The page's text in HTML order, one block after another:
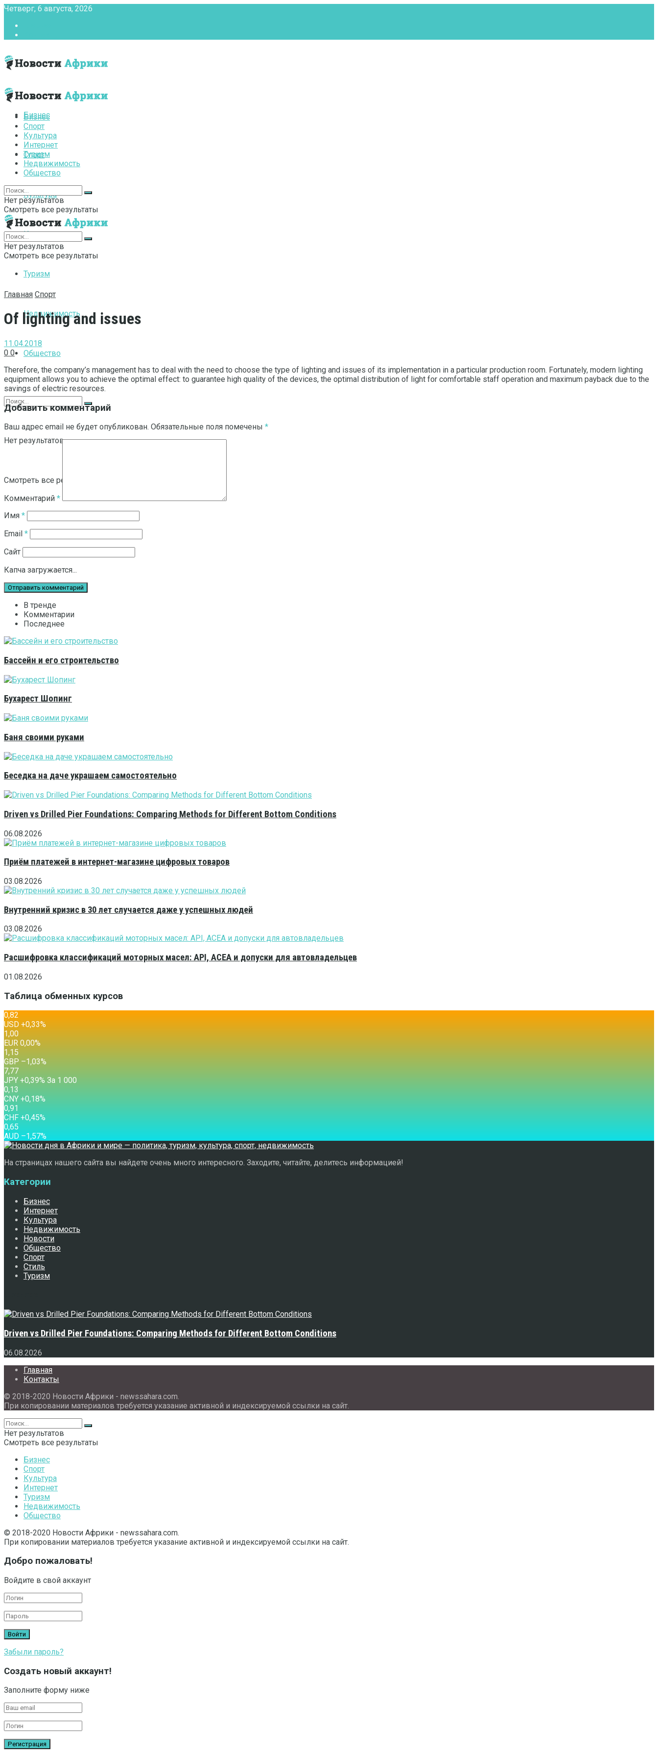
Четверг, 6 августа, 2026
Бизнес
Спорт
Культура
Интернет
Туризм
Недвижимость
Общество
Нет результатов
Смотреть все результаты
Бизнес
Спорт
Культура
Интернет
Туризм
Недвижимость
Общество
Нет результатов
Смотреть все результаты
Нет результатов
Смотреть все результаты
Главная Спорт
Of lighting and issues
11.04.2018
0 0
Therefore, the company’s management has to deal with the need to choose the type of lighting and issues of its implementation in a particular production room. Fortunately, modern lighting
equipment allows you to achieve the optimal effect: to guarantee high quality of the devices, the optimal distribution of light for comfortable staff operation and maximum payback due to the
savings of electric resources.
Добавить комментарий
Ваш адрес email не будет опубликован. Обязательные поля помечены *
Комментарий *
Имя *
Email *
Сайт
Капча загружается...
В тренде
Комментарии
Последнее
Бассейн и его строительство
Бухарест Шопинг
Баня своими руками
Беседка на даче украшаем самостоятельно
Driven vs Drilled Pier Foundations: Comparing Methods for Different Bottom Conditions
06.08.2026
Приём платежей в интернет-магазине цифровых товаров
03.08.2026
Внутренний кризис в 30 лет случается даже у успешных людей
03.08.2026
Расшифровка классификаций моторных масел: API, ACEA и допуски для автовладельцев
01.08.2026
Таблица обменных курсов
0,82
USD +0,33%
1,00
EUR 0,00%
1,15
GBP –1,03%
7,77
JPY +0,39% За 1 000
0,13
CNY +0,18%
0,91
CHF +0,45%
0,65
AUD –1,57%
На страницах нашего сайта вы найдете очень много интересного. Заходите, читайте, делитесь информацией!
Категории
Бизнес
Интернет
Культура
Недвижимость
Новости
Общество
Спорт
Стиль
Туризм
Driven vs Drilled Pier Foundations: Comparing Methods for Different Bottom Conditions
06.08.2026
Главная
Контакты
© 2018-2020 Новости Африки - newssahara.com.
При копировании материалов требуется указание активной и индексируемой ссылки на сайт.
Нет результатов
Смотреть все результаты
Бизнес
Спорт
Культура
Интернет
Туризм
Недвижимость
Общество
© 2018-2020 Новости Африки - newssahara.com.
При копировании материалов требуется указание активной и индексируемой ссылки на сайт.
Добро пожаловать!
Войдите в свой аккаунт
Забыли пароль?
Создать новый аккаунт!
Заполните форму ниже